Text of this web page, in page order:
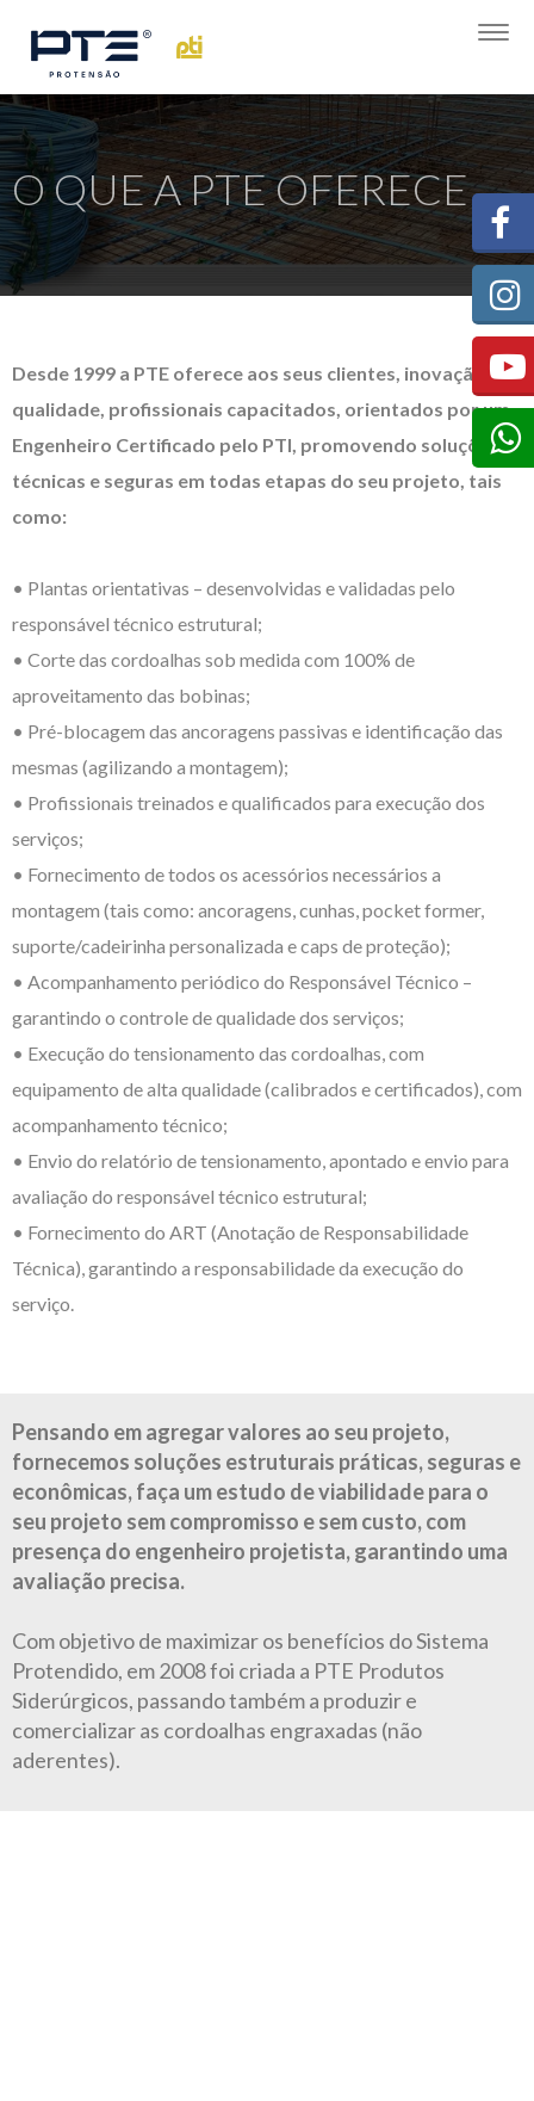
O QUE A PTE OFERECE
Desde 1999 a PTE oferece aos seus clientes, inovação,
qualidade, profissionais capacitados, orientados por um
Engenheiro Certificado pelo PTI, promovendo soluções
técnicas e seguras em todas etapas do seu projeto, tais
como:
• Plantas orientativas – desenvolvidas e validadas pelo
responsável técnico estrutural;
• Corte das cordoalhas sob medida com 100% de
aproveitamento das bobinas;
• Pré-blocagem das ancoragens passivas e identificação das
mesmas (agilizando a montagem);
• Profissionais treinados e qualificados para execução dos
serviços;
• Fornecimento de todos os acessórios necessários a
montagem (tais como: ancoragens, cunhas, pocket former,
suporte/cadeirinha personalizada e caps de proteção);
• Acompanhamento periódico do Responsável Técnico –
garantindo o controle de qualidade dos serviços;
• Execução do tensionamento das cordoalhas, com
equipamento de alta qualidade (calibrados e certificados), com
acompanhamento técnico;
• Envio do relatório de tensionamento, apontado e envio para
avaliação do responsável técnico estrutural;
• Fornecimento do ART (Anotação de Responsabilidade
Técnica), garantindo a responsabilidade da execução do
serviço.
Pensando em agregar valores ao seu projeto,
fornecemos soluções estruturais práticas, seguras e
econômicas, faça um estudo de viabilidade para o
seu projeto sem compromisso e sem custo, com
presença do engenheiro projetista, garantindo uma
avaliação precisa.
Com objetivo de maximizar os benefícios do Sistema
Protendido, em 2008 foi criada a PTE Produtos
Siderúrgicos, passando também a produzir e
comercializar as cordoalhas engraxadas (não
aderentes).